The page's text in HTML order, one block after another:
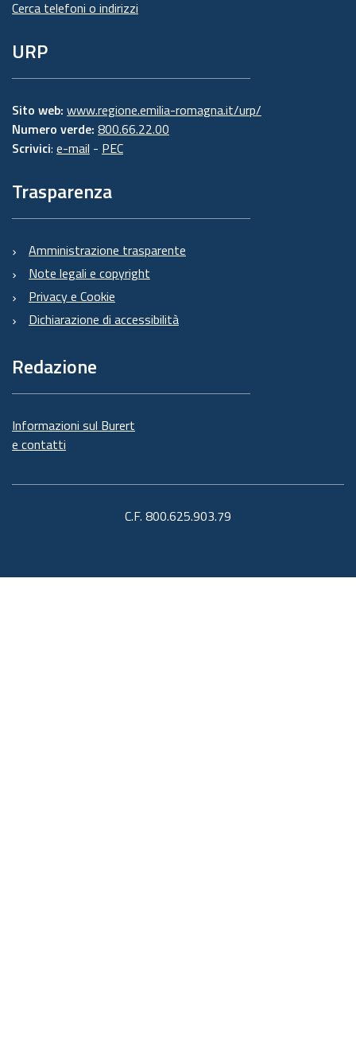
Cerca telefoni o indirizzi
URP
Sito web: www.regione.emilia-romagna.it/urp/
Numero verde: 800.66.22.00
Scrivici: e-mail - PEC
Trasparenza
Amministrazione trasparente
Note legali e copyright
Privacy e Cookie
Dichiarazione di accessibilità
Redazione
Informazioni sul Burert
e contatti
C.F. 800.625.903.79